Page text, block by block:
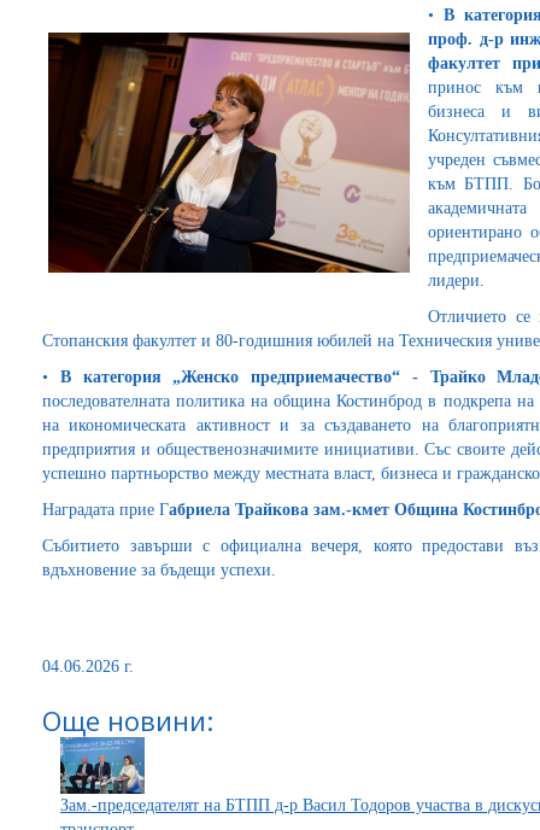
​•​ В
проф. д-р
факултет
принос към
бизнеса и
учреден
към БТПП.
ориентирано
лидери.
Отличието
Стопанския факултет и 80-годишния юбилей на Техническия
​•​ В категория „Женско предприемачество“ - Трайко
последователната политика на община Костинброд в подкрепа на
на икономическата активност и за създаването на
предприятия и общественозначимите инициативи. Със своите
успешно партньорство между местната власт, бизнеса и
Наградата прие Габриела Трайкова зам.-кмет Община
Събитието завърши с официална вечеря, която предостави
вдъхновение за бъдещи успехи.
04.06.2026 г.
Още новини:
Зам.-председателят на БТПП д-р Васил Тодоров участва в